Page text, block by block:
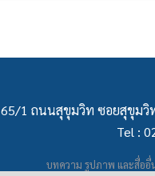
65/1 ถนนสุขุมวิท ซอยสุขุมวิ
Tel :
บทความ รูปภาพ และสื่อ